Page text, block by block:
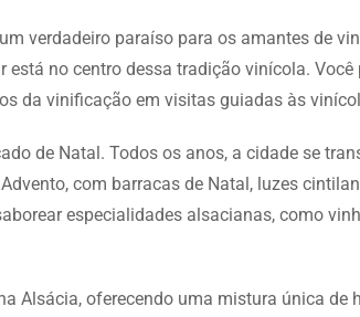
verdadeiro paraíso para os amantes de
está no centro dessa tradição vinícola. Você
da vinificação em visitas guiadas às
de Natal. Todos os anos, a cidade se
com barracas de Natal, luzes
especialidades alsacianas, como
Alsácia, oferecendo uma mistura única de